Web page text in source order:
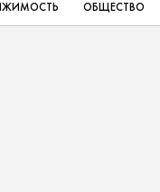
ОБЩЕСТВО